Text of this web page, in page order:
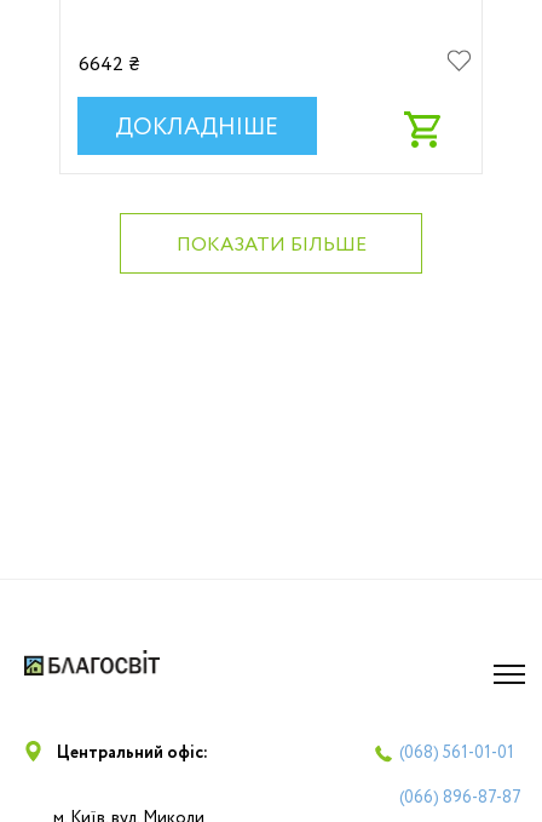
6642 ₴
ДОКЛАДНІШЕ
ПОКАЗАТИ БІЛЬШЕ
Центральний офіс: (068) 561-01-01
(066) 896-87-87